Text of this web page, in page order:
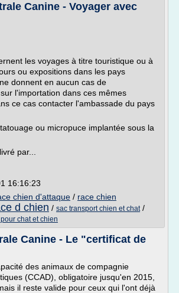
Canine - Voyager avec
les voyages à titre touristique ou à
ou expositions dans les pays
donnent en aucun cas de
l'importation dans ces mêmes
ce cas contacter l'ambassade du pays
ou micropuce implantée sous la
par...
16:16:23
chien d'attaque / race chien
d chien / sac transport chien et chat/
chat et chien
Canine - Le "certificat de
des animaux de compagnie
(CCAD), obligatoire jusqu'en 2015,
il reste valide pour ceux qui l'ont déjà